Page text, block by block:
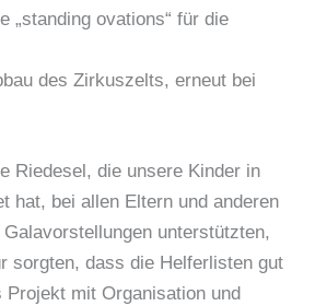
„standing ovations“ für die
des Zirkuszelts, erneut bei
Riedesel, die unsere Kinder in
hat, bei allen Eltern und anderen
unterstützten,
sorgten, dass die Helferlisten gut
mit Organisation und